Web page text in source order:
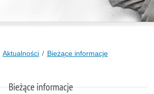
Aktualności Bieżące informacje
Bieżące informacje